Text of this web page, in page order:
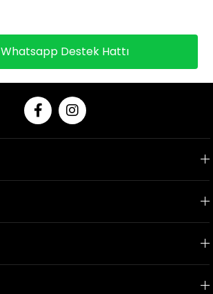
Whatsapp Destek Hattı